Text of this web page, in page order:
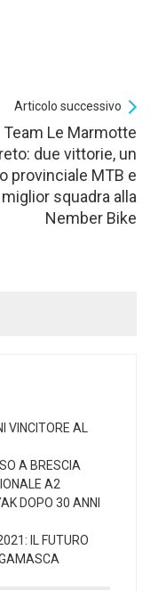
Articolo successivo
Team Le Marmotte
due vittorie, un
provinciale MTB e
miglior squadra alla
Nember Bike
VINCITORE AL
A BRESCIA
A2
DOPO 30 ANNI
IL FUTURO